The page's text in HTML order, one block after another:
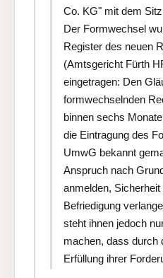
Co. KG" mit dem
Der Formwechsel
Register des neuen
(Amtsgericht Fürth
eingetragen: Den
formwechselnden
binnen sechs
die Eintragung des
UmwG bekannt
Anspruch nach
anmelden,
Befriedigung
steht ihnen jedoch
machen, dass durch
Erfüllung ihrer